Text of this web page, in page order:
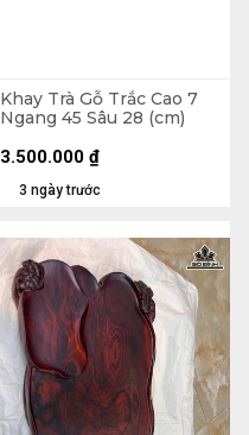
Khay Trà Gỗ Trắc Cao 7
Ngang 45 Sâu 28 (cm)
3 ngày trước
3.500.000 ₫